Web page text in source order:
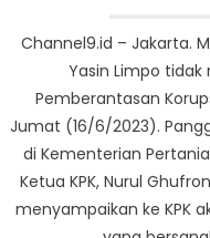
Channel9.id – Jakarta.
Yasin Limpo
Pemberantasan
Jumat (16/6/2023).
di Kementerian
Ketua KPK, Nurul
menyampaikan ke KPK